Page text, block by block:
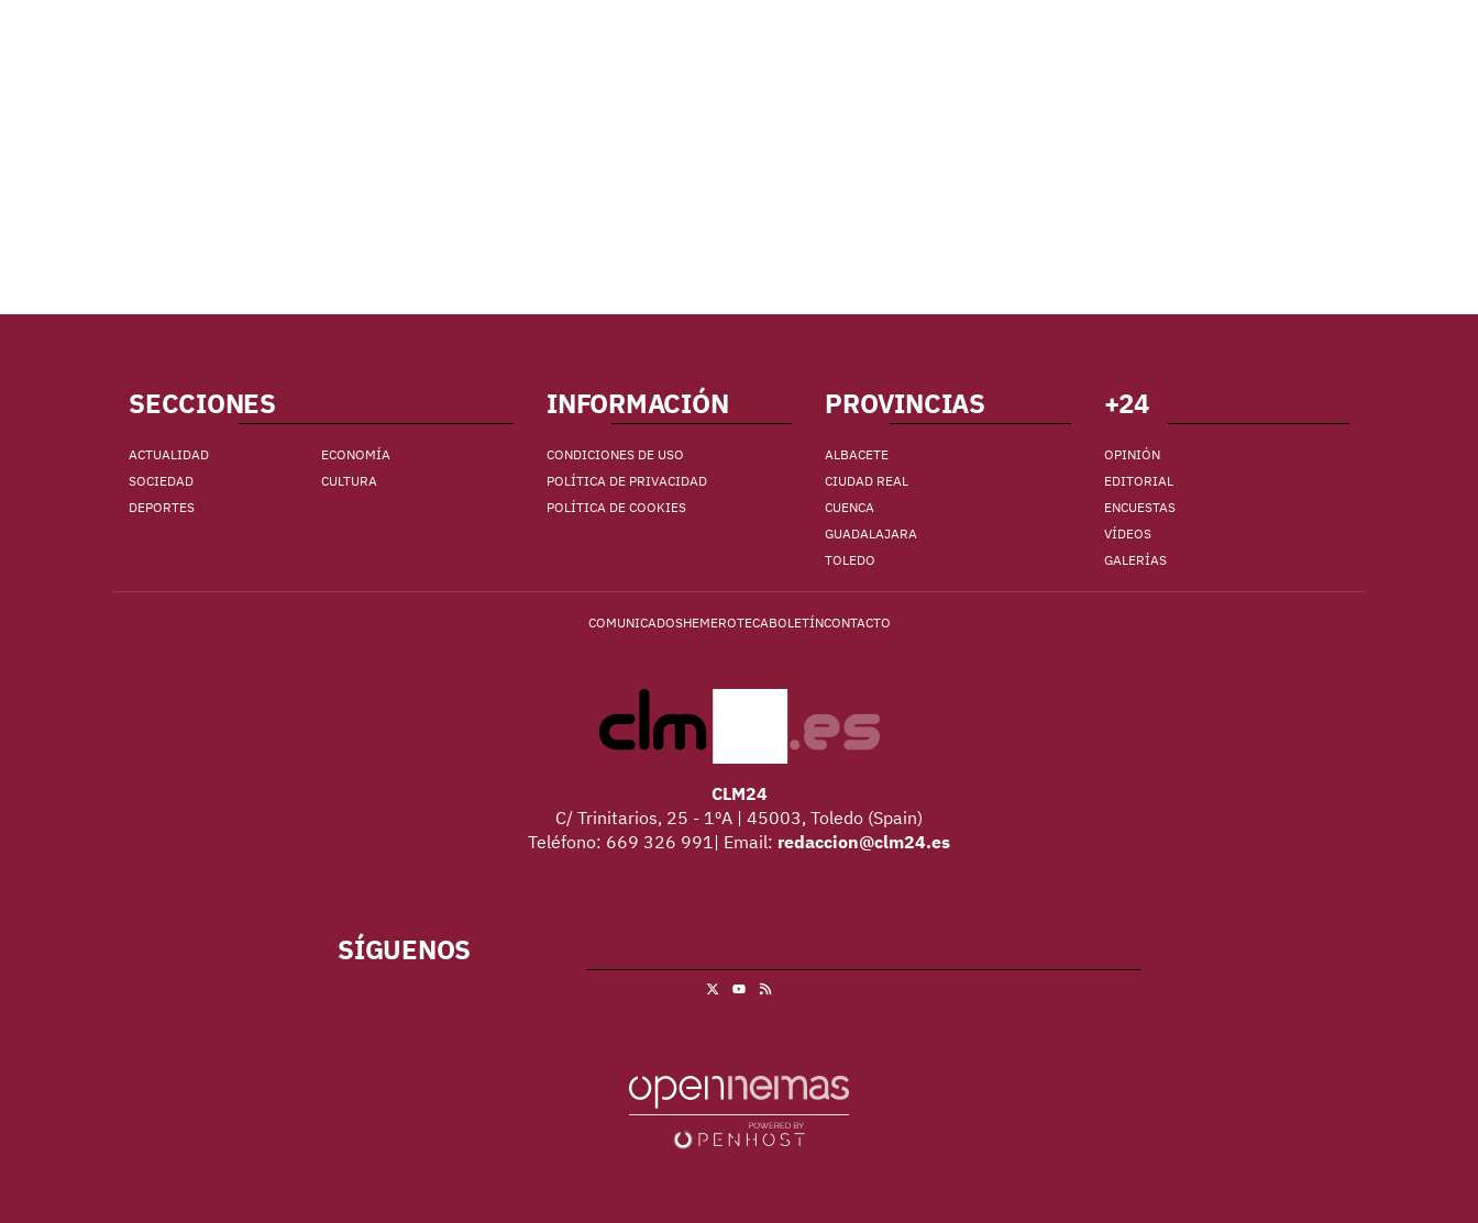
SECCIONES
ACTUALIDAD
ECONOMÍA
SOCIEDAD
CULTURA
DEPORTES
INFORMACIÓN
CONDICIONES DE USO
POLÍTICA DE PRIVACIDAD
POLÍTICA DE COOKIES
PROVINCIAS
ALBACETE
CIUDAD REAL
CUENCA
GUADALAJARA
TOLEDO
+24
OPINIÓN
EDITORIAL
ENCUESTAS
VÍDEOS
GALERÍAS
COMUNICADOSHEMEROTECABOLETÍNCONTACTO
CLM24
C/ Trinitarios, 25 - 1ºA | 45003, Toledo (Spain)
Teléfono: 669 326 991| Email: redaccion@clm24.es
SÍGUENOS